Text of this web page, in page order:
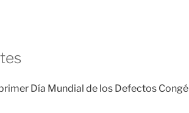
Día Mundial de los Defectos